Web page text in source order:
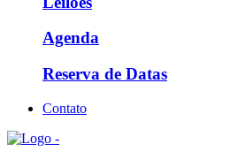
Agenda
Reserva de Datas
Contato